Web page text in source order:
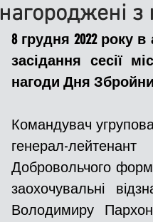
Спільні заходи
Медицина
Адмінпротокол
Війна
нагороджені
8 грудня 2022 року
засідання сесії
нагоди Дня
Командувач
генерал-
Добровольчого
заохочувальні
Володимиру